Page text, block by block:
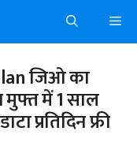
जिओ का
में 1 साल
प्रतिदिन फ्री